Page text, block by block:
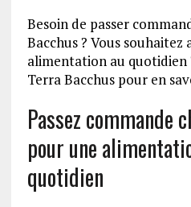
Besoin de passer
Bacchus ? Vous
alimentation au quotidien
Terra Bacchus pour en
Passez commande
pour une
quotidien